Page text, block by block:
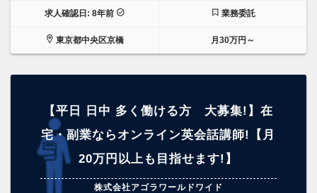
求人確認日: 8年前 業務委託
東京都中央区京橋 月30万円～
【平日 日中 多く働ける方 大募集!】在
宅・副業ならオンライン英会話講師!【月
20万円以上も目指せます!】
株式会社アゴラワールドワイド